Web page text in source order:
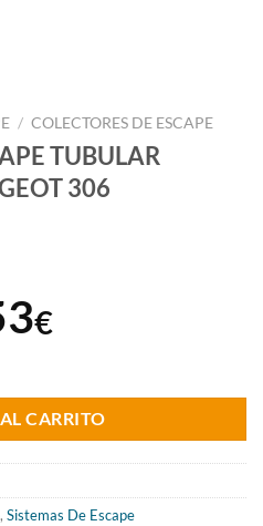
/ COLECTORES DE ESCAPE
TUBULAR
306
€El
actual
es:
588.53€.
CARRITO
, Sistemas De Escape